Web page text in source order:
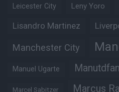
Leicester City Leny Yoro
Lisandro Martinez
Manchester City
Manuel Ugarte
Marcel Sabitzer Marcus